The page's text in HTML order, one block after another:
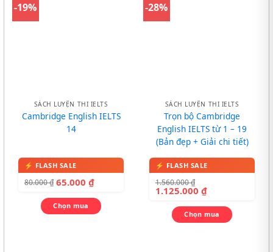
-19%
SÁCH LUYỆN THI IELTS
Cambridge English IELTS
14
80.000₫ 65.000 ₫
Chọn mua
-28%
SÁCH LUYỆN THI IELTS
Trọn bộ Cambridge
English IELTS từ 1 – 19
(Bản đẹp + Giải chi tiết)
1.560.000₫
1.125.000 ₫
Chọn mua